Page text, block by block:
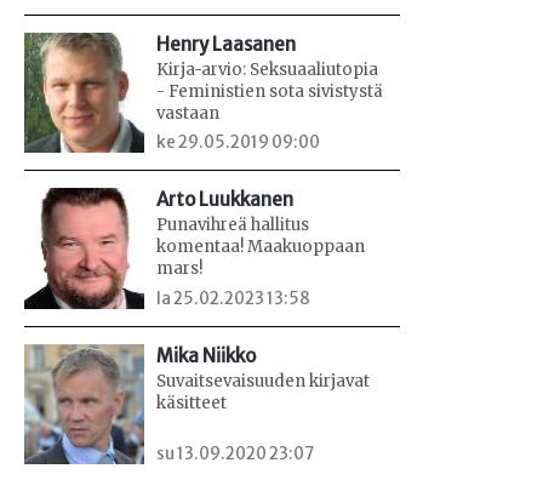
Henry Laasanen
Kirja-arvio: Seksuaaliutopia
- Feministien sota sivistystä
vastaan
ke 29.05.2019 09:00
Arto Luukkanen
Punavihreä hallitus
komentaa! Maakuoppaan
mars!
la 25.02.2023 13:58
Mika Niikko
Suvaitsevaisuuden kirjavat
käsitteet
su 13.09.2020 23:07